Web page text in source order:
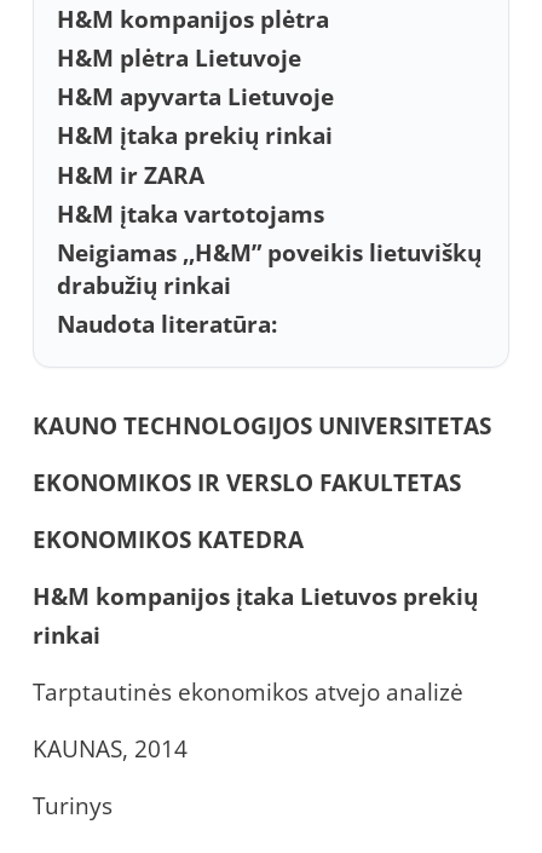
H&M kompanijos plėtra
H&M plėtra Lietuvoje
H&M apyvarta Lietuvoje
H&M įtaka prekių rinkai
H&M ir ZARA
H&M įtaka vartotojams
Neigiamas ,,H&M” poveikis lietuviškų
drabužių rinkai
Naudota literatūra:
KAUNO TECHNOLOGIJOS UNIVERSITETAS
EKONOMIKOS IR VERSLO FAKULTETAS
EKONOMIKOS KATEDRA
H&M kompanijos įtaka Lietuvos prekių
rinkai
Tarptautinės ekonomikos atvejo analizė
KAUNAS, 2014
Turinys